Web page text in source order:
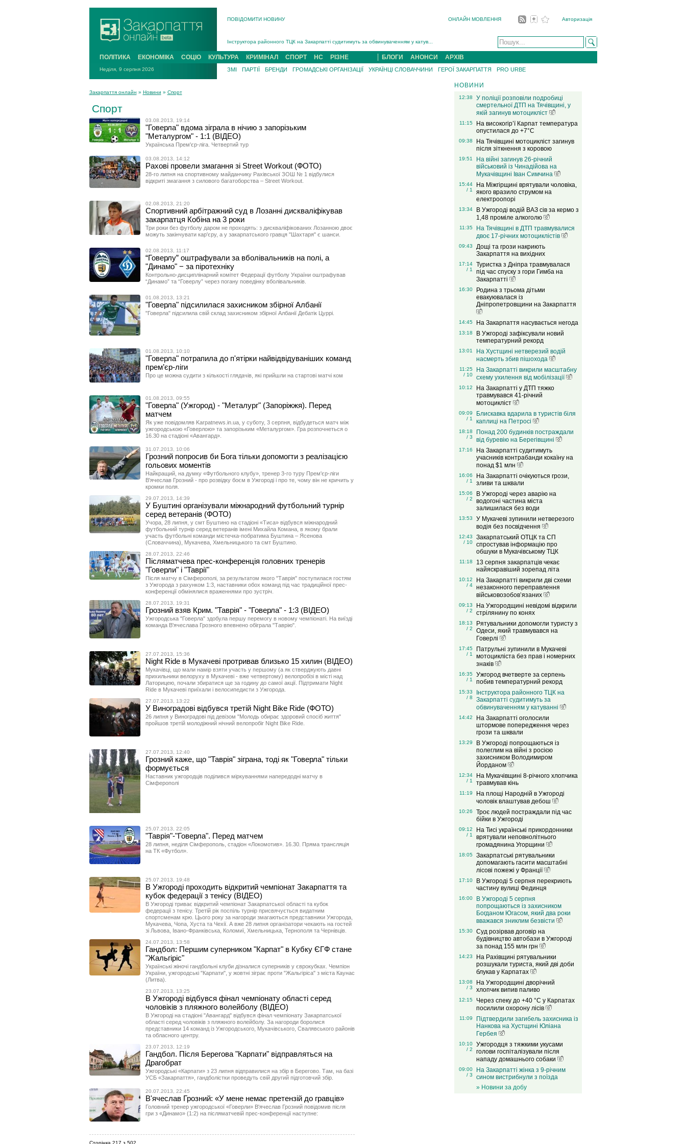
ПОВІДОМИТИ НОВИНУ ОНЛАЙН МОВЛЕННЯ
Авторизація
В Ужгороді попрощаються із полеглим на війні з росією захисником Володимиром Йор�...
В Ужгороді 5 серпня попрощаються із захисником Богданом Югасом, який два роки �...
Підтвердили загибель захисника із Нанкова на Хустщині Юліана Гербея (ФОТО)[/gree...
ПОЛІТИКА ЕКОНОМІКА СОЦІО КУЛЬТУРА КРИМІНАЛ СПОРТ НС РІЗНЕ БЛОГИ АНОНСИ АРХІВ
Неділя, 9 серпня 2026 ЗМІ ПАРТІЇ БРЕНДИ ГРОМАДСЬКІ ОРГАНІЗАЦІЇ УКРАЇНЦІ СЛОВАЧЧИНИ ГЕРОЇ ЗАКАРПАТТЯ PRO URBE
Закарпаття онлайн » Новини » Спорт
Спорт
03.08.2013, 19:14
"Говерла" вдома зіграла в нічию з запорізьким
"Металургом" - 1:1 (ВІДЕО)
Українська Прем'єр-ліга. Четвертий тур
03.08.2013, 14:12
Рахові провели змагання зі Street Workout (ФОТО)
28-го липня на спортивному майданчику Рахівської ЗОШ № 1 відбулися
відкриті змагання з силового багатоборства – Street Workout.
02.08.2013, 21:20
Спортивний арбітражний суд в Лозанні дискваліфікував
закарпатця Кобіна на 3 роки
Три роки без футболу даром не проходять: з дискваліфікованих Лозанною двоє
можуть закінчувати кар'єру, а у закарпатського гравця "Шахтаря" є шанси.
02.08.2013, 11:17
“Говерлу” оштрафували за вболівальників на полі, а
"Динамо" − за піротехніку
Контрольно-дисциплінарний комітет Федерації футболу України оштрафував
“Динамо” та “Говерлу” через погану поведінку вболівальників.
01.08.2013, 13:21
"Говерла" підсилилася захисником збірної Албанії
"Говерла" підсилила свій склад захисником збірної Албанії Дебатік Цуррі.
01.08.2013, 10:10
"Говерла" потрапила до п'ятірки найвідвідуваніших команд
прем’єр-ліги
Про це можна судити з кількості глядачів, які прийшли на стартові матчі ком
01.08.2013, 09:55
"Говерла" (Ужгород) - "Металург" (Запоріжжя). Перед
матчем
Як уже повідомляв Karpatnews.in.ua, у суботу, 3 серпня, відбудеться матч між
ужгородською «Говерлою» та запорізьким «Металургом». Гра розпочнеться о
16.30 на стадіоні «Авангард».
31.07.2013, 10:06
Грозний попросив би Бога тільки допомогти з реалізацією
гольових моментів
Найкращий, на думку «Футбольного клубу», тренер 3-го туру Прем'єр-ліги
В'ячеслав Грозний - про розвідку боєм в Ужгороді і про те, чому він не кричить у
кромки поля.
29.07.2013, 14:39
У Буштині організували міжнародний футбольний турнір
серед ветеранів (ФОТО)
Учора, 28 липня, у смт Буштино на стадіоні «Тиса» відбувся міжнародний
футбольний турнір серед ветеранів імені Михайла Комана, в якому брали
участь футбольні команди містечка-побратима Буштина – Ясенова
(Словаччина), Мукачева, Хмельницького та смт Буштино.
28.07.2013, 22:46
Післяматчева прес-конференція головних тренерів
"Говерли" і "Таврії"
Після матчу в Сімферополі, за результатом якого "Таврія" поступилася гостям
з Ужгорода з рахунком 1:3, наставники обох команд під час традиційної прес-
конференції обмінялися враженнями про зустріч.
28.07.2013, 19:31
Грозний взяв Крим. "Таврія" - "Говерла" - 1:3 (ВІДЕО)
Ужгородська "Говерла" здобула першу перемогу в новому чемпіонаті. На виїзді
команда В'ячеслава Грозного впевнено обіграла "Таврію".
27.07.2013, 15:36
Night Ride в Мукачеві протривав близько 15 хилин (ВІДЕО)
Мукачівці, що мали намір взяти участь у першому (а як стверджують давні
прихильники велоруху в Мукачеві - вже четвертому) велопробізі в місті над
Латорицею, почали збиратися ще за годину до самої акції. Підтримати Night
Ride в Мукачеві приїхали і велосипедисти з Ужгорода.
27.07.2013, 13:22
У Виноградові відбувся третій Night Bike Ride (ФОТО)
26 липня у Виноградові під девізом "Молодь обирає здоровий спосіб життя"
пройшов третій молодіжний нічний велопробіг Night Bike Ride.
27.07.2013, 12:40
Грозний каже, що "Таврія" зіграна, тоді як "Говерла" тільки
формується
Наставник ужгородців поділився міркуваннями напередодні матчу в
Сімферополі
25.07.2013, 22:05
"Таврія"-"Говерла". Перед матчем
28 липня, неділя Сімферополь, стадіон «Локомотив». 16.30. Пряма трансляція
на ТК «Футбол».
25.07.2013, 19:48
В Ужгороді проходить відкритий чемпіонат Закарпаття та
кубок федерації з тенісу (ВІДЕО)
В Ужгороді триває відкритий чемпіонат Закарпатської області та кубок
федерації з тенісу. Третій рік поспіль турнір присвячується видатним
спортсменам крю. Цього року за нагороди змагаються представники Ужгорода,
Мукачева, Чопа, Хуста та Чехії. А вже 28 липня організатори чекають на гостей
зі Львова, Івано-Франківська, Коломиї, Хмельницька, Тернополя та Чернівців.
24.07.2013, 13:58
Гандбол: Першим суперником "Карпат" в Кубку ЄГФ стане
"Жальгіріс"
Українські жіночі гандбольні клуби дізналися суперників у єврокубках. Чемпіон
України, ужгородські "Карпати", у жовтні зіграє проти "Жальгіріса" з міста Каунас
(Литва).
23.07.2013, 13:25
В Ужгороді відбувся фінал чемпіонату області серед
чоловіків з пляжного волейболу (ВІДЕО)
В Ужгороді на стадіоні "Авангард" відбувся фінал чемпіонату Закарпатської
області серед чоловіків з пляжного волейболу. За нагороди боролися
представники 14 команд із Ужгородського, Мукачівського, Свалявського районів
та обласного центру.
23.07.2013, 12:19
Гандбол. Після Берегова "Карпати" відправляться на
Драгобрат
Ужгородські «Карпати» з 23 липня відправилися на збір в Берегово. Там, на базі
УСБ «Закарпаття», гандболістки проведуть свій другий підготовчий збір.
20.07.2013, 22:45
В'ячеслав Грозний: «У мене немає претензій до гравців»
Головний тренер ужгородської «Говерли» В'ячеслав Грозний повідомив після
гри з «Динамо» (1:2) на післяматчевій прес-конференції наступне:
Сторінка 217 з 502
НОВИНИ
12:38
У поліції розповіли подробиці
смертельної ДТП на Тячівщині, у
якій загинув мотоцикліст
11:15
На високогір’ї Карпат температура
опустилася до +7°C
09:38
На Тячівщині мотоцикліст загинув
після зіткнення з коровою
19:51
На війні загинув 26-річний
військовий із Чинадійова на
Мукачівщині Іван Симчина
15:44
/ 1
На Міжгірщині врятували чоловіка,
якого вразило струмом на
електроопорі
13:34
В Ужгороді водій ВАЗ сів за кермо з
1,48 проміле алкоголю
11:35
На Тячівщині в ДТП травмувалися
двоє 17-річних мотоциклістів
09:43
Дощі та грози накриють
Закарпаття на вихідних
17:14
/ 1
Туристка з Дніпра травмувалася
під час спуску з гори Гимба на
Закарпатті
16:30
Родина з трьома дітьми
евакуювалася із
Дніпропетровщини на Закарпаття
14:45 На Закарпаття насувається негода
13:18
В Ужгороді зафіксували новий
температурний рекорд
13:01
На Хустщині нетверезий водій
насмерть збив пішохода
11:25
/ 10
На Закарпатті викрили масштабну
схему ухилення від мобілізації
10:12
На Закарпатті у ДТП тяжко
травмувався 41-річний
мотоцикліст
09:09
/ 1
Блискавка вдарила в туристів біля
каплиці на Петросі
18:18
/ 3
Понад 200 будинків постраждали
від буревію на Берегівщині
17:16
На Закарпатті судитимуть
учасників контрабанди кокаїну на
понад $1 млн
16:06
/ 1
На Закарпатті очікуються грози,
зливи та шквали
15:06
/ 2
В Ужгороді через аварію на
водогоні частина міста
залишилася без води
13:53
У Мукачеві зупинили нетверезого
водія без посвідчення
12:43
/ 10
Закарпатський ОТЦК та СП
спростував інформацію про
обшуки в Мукачівському ТЦК
11:18
13 серпня закарпатців чекає
найяскравіший зорепад літа
10:12
/ 4
На Закарпатті викрили дві схеми
незаконного переправлення
військовозобов’язаних
09:13
/ 2
На Ужгородщині невідомі відкрили
стрілянину по конях
18:13
/ 2
Рятувальники допомогли туристу з
Одеси, який травмувався на
Говерлі
17:45
/ 1
Патрульні зупинили в Мукачеві
мотоцикліста без прав і номерних
знаків
16:35
/ 1
Ужгород вчетверте за серпень
побив температурний рекорд
15:33
/ 8
Інструктора районного ТЦК на
Закарпатті судитимуть за
обвинуваченням у катуванні
14:42
На Закарпатті оголосили
штормове попередження через
грози та шквали
13:29
В Ужгороді попрощаються із
полеглим на війні з росією
захисником Володимиром
Йорданом
12:34
/ 1
На Мукачівщині 8-річного хлопчика
травмував кінь
11:19
На площі Народній в Ужгороді
чоловік влаштував дебош
10:26
Троє людей постраждали під час
бійки в Ужгороді
09:12
/ 1
На Тисі українські прикордонники
врятували неповнолітнього
громадянина Угорщини
18:05
Закарпатські рятувальники
допомагають гасити масштабні
лісові пожежі у Франції
17:10
В Ужгороді 5 серпня перекриють
частину вулиці Фединця
16:00
В Ужгороді 5 серпня
попрощаються із захисником
Богданом Югасом, який два роки
вважався зниклим безвісти
15:30
Суд розірвав договір на
будівництво автобази в Ужгороді
за понад 155 млн грн
14:23
На Рахівщині рятувальники
розшукали туриста, який дві доби
блукав у Карпатах
13:08
/ 3
На Ужгородщині дворічний
хлопчик випив паливо
12:15
Через спеку до +40 °C у Карпатах
посилили охорону лісів
11:09
Підтвердили загибель захисника із
Нанкова на Хустщині Юліана
Гербея
10:10
/ 2
Ужгородця з тяжкими укусами
голови госпіталізували після
нападу домашнього собаки
09:00
/ 3
На Закарпатті жінка з 9-річним
сином вистрибнули з поїзда
» Новини за добу